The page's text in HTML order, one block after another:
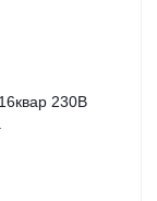
230В